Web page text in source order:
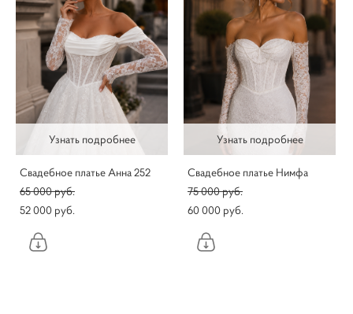
Узнать подробнее
Свадебное платье Анна 252
65 000 pуб.
52 000 pуб.
Узнать подробнее
Свадебное платье Нимфа
75 000 pуб.
60 000 pуб.